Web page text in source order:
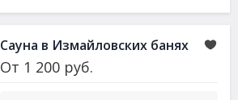
Сауна в Измайловских банях
От 1 200 руб.